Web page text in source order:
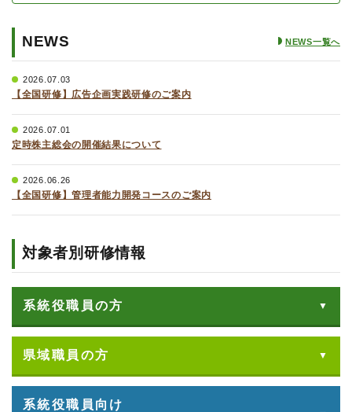
NEWS NEWS一覧へ
2026.07.03
【全国研修】広告企画実践研修のご案内
2026.07.01
定時株主総会の開催結果について
2026.06.26
【全国研修】管理者能力開発コースのご案内
対象者別研修情報
系統役職員の方
県域職員の方
系統役職員向け